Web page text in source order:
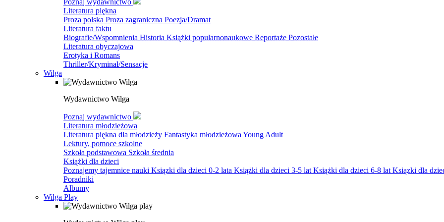
Poznaj wydawnictwo
Literatura piękna
Proza polska Proza zagraniczna Poezja/Dramat
Literatura faktu
Biografie/Wspomnienia Historia Książki popularnonaukowe Reportaże Pozostałe
Literatura obyczajowa
Erotyka i Romans
Thriller/Kryminał/Sensacje
Wilga
Wydawnictwo Wilga
Poznaj wydawnictwo
Literatura młodzieżowa
Literatura piękna dla młodzieży Fantastyka młodzieżowa Young Adult
Lektury, pomoce szkolne
Szkoła podstawowa Szkoła średnia
Książki dla dzieci
Poznajemy tajemnice nauki Ksiązki dla dzieci 0-2 lata Książki dla dzieci 3-5 lat Książki dla dzieci 6-8 lat Ksiązki dla
Poradniki
Albumy
Wilga Play